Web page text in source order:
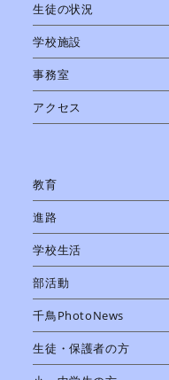
生徒の状況
学校施設
事務室
アクセス
教育
進路
学校生活
部活動
千鳥PhotoNews
生徒・保護者の方